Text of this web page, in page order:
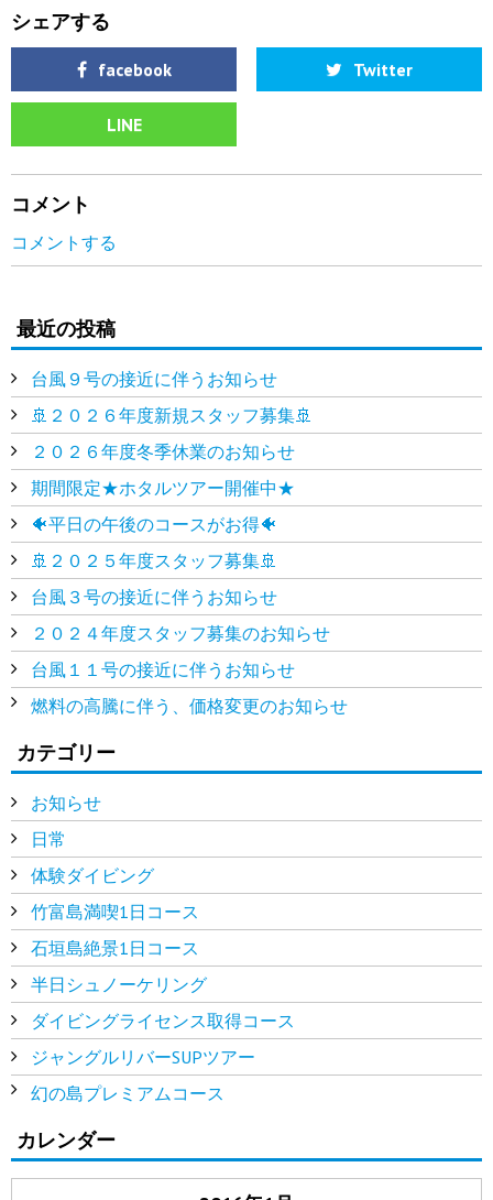
シェアする
facebook Twitter
LINE
コメント
コメントする
最近の投稿
台風９号の接近に伴うお知らせ
🚢２０２６年度新規スタッフ募集🚢
２０２６年度冬季休業のお知らせ
期間限定★ホタルツアー開催中★
🐠平日の午後のコースがお得🐠
🚢２０２５年度スタッフ募集🚢
台風３号の接近に伴うお知らせ
２０２４年度スタッフ募集のお知らせ
台風１１号の接近に伴うお知らせ
燃料の高騰に伴う、価格変更のお知らせ
カテゴリー
お知らせ
日常
体験ダイビング
竹富島満喫1日コース
石垣島絶景1日コース
半日シュノーケリング
ダイビングライセンス取得コース
ジャングルリバーSUPツアー
幻の島プレミアムコース
カレンダー